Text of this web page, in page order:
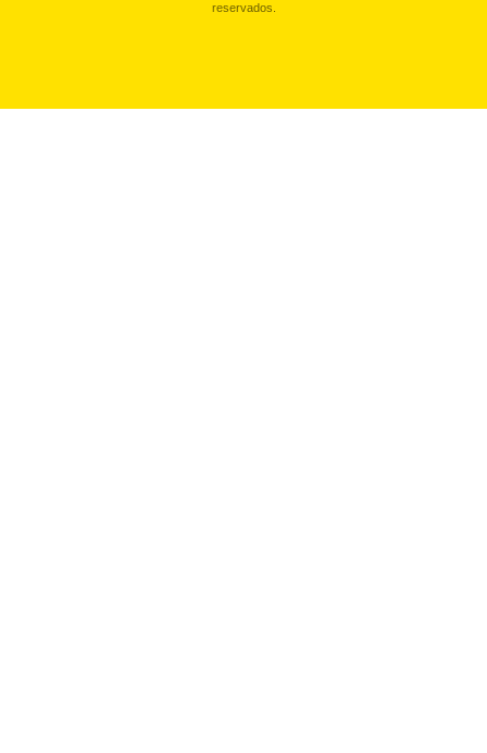
reservados.